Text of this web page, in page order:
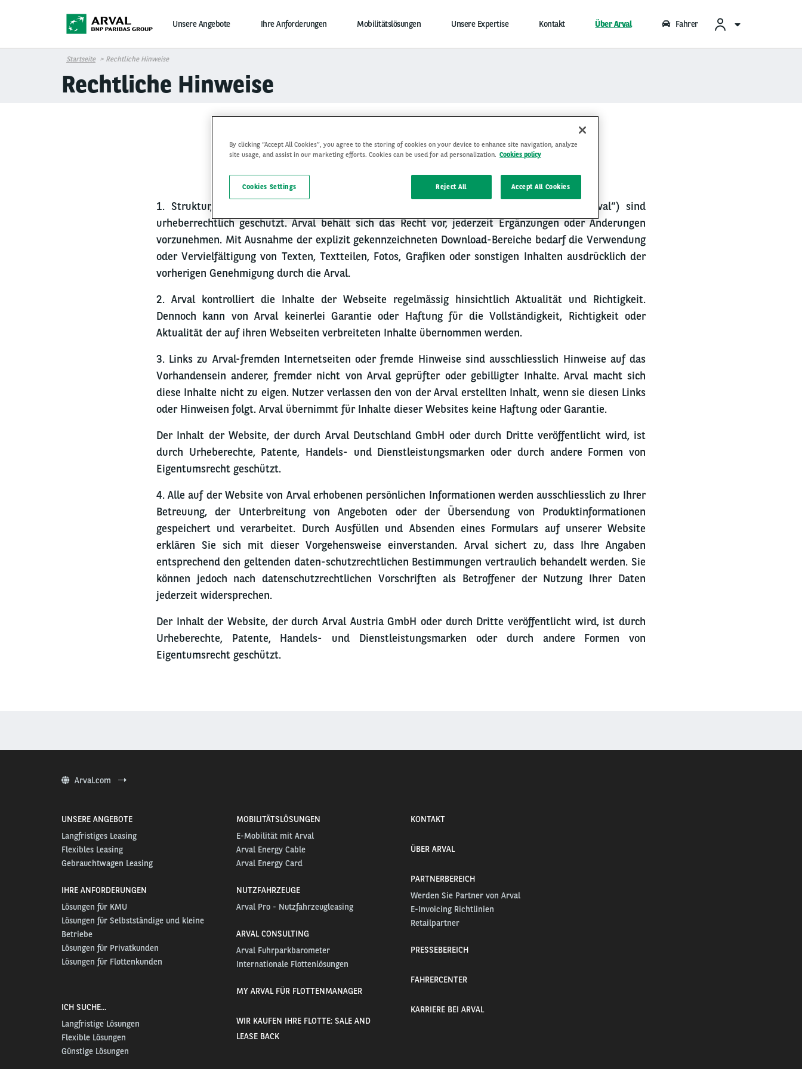
Unsere Angebote Ihre Anforderungen Mobilitätslösungen Unsere Expertise Kontakt Über Arval Fahrer
Startseite Rechtliche Hinweise
Rechtliche Hinweise
RECHTLICHE HINWEISE
1. Struktur, Inhalt und Layout der Webseiten der Arval (Österreich) (nachfolgend „Arval“) sind
urheberrechtlich geschützt. Arval behält sich das Recht vor, jederzeit Ergänzungen oder Änderungen
vorzunehmen. Mit Ausnahme der explizit gekennzeichneten Download-Bereiche bedarf die Verwendung
oder Vervielfältigung von Texten, Textteilen, Fotos, Grafiken oder sonstigen Inhalten ausdrücklich der
vorherigen Genehmigung durch die Arval.
2. Arval kontrolliert die Inhalte der Webseite regelmässig hinsichtlich Aktualität und Richtigkeit.
Dennoch kann von Arval keinerlei Garantie oder Haftung für die Vollständigkeit, Richtigkeit oder
Aktualität der auf ihren Webseiten verbreiteten Inhalte übernommen werden.
3. Links zu Arval-fremden Internetseiten oder fremde Hinweise sind ausschliesslich Hinweise auf das
Vorhandensein anderer, fremder nicht von Arval geprüfter oder gebilligter Inhalte. Arval macht sich
diese Inhalte nicht zu eigen. Nutzer verlassen den von der Arval erstellten Inhalt, wenn sie diesen Links
oder Hinweisen folgt. Arval übernimmt für Inhalte dieser Websites keine Haftung oder Garantie.
Der Inhalt der Website, der durch Arval Deutschland GmbH oder durch Dritte veröffentlicht wird, ist
durch Urheberechte, Patente, Handels- und Dienstleistungsmarken oder durch andere Formen von
Eigentumsrecht geschützt.
4. Alle auf der Website von Arval erhobenen persönlichen Informationen werden ausschliesslich zu Ihrer
Betreuung, der Unterbreitung von Angeboten oder der Übersendung von Produktinformationen
gespeichert und verarbeitet. Durch Ausfüllen und Absenden eines Formulars auf unserer Website
erklären Sie sich mit dieser Vorgehensweise einverstanden. Arval sichert zu, dass Ihre Angaben
entsprechend den geltenden daten-schutzrechtlichen Bestimmungen vertraulich behandelt werden. Sie
können jedoch nach datenschutzrechtlichen Vorschriften als Betroffener der Nutzung Ihrer Daten
jederzeit widersprechen.
Der Inhalt der Website, der durch Arval Austria GmbH oder durch Dritte veröffentlicht wird, ist durch
Urheberechte, Patente, Handels- und Dienstleistungsmarken oder durch andere Formen von
Eigentumsrecht geschützt.
Arval.com
UNSERE ANGEBOTE
Langfristiges Leasing
Flexibles Leasing
Gebrauchtwagen Leasing
IHRE ANFORDERUNGEN
Lösungen für KMU
Lösungen für Selbstständige und kleine
Betriebe
Lösungen für Privatkunden
Lösungen für Flottenkunden
ICH SUCHE...
Langfristige Lösungen
Flexible Lösungen
Günstige Lösungen
MOBILITÄTSLÖSUNGEN
E-Mobilität mit Arval
Arval Energy Cable
Arval Energy Card
NUTZFAHRZEUGE
Arval Pro - Nutzfahrzeugleasing
ARVAL CONSULTING
Arval Fuhrparkbarometer
Internationale Flottenlösungen
MY ARVAL FÜR FLOTTENMANAGER
WIR KAUFEN IHRE FLOTTE: SALE AND
LEASE BACK
KONTAKT
ÜBER ARVAL
PARTNERBEREICH
Werden Sie Partner von Arval
E-Invoicing Richtlinien
Retailpartner
PRESSEBEREICH
FAHRERCENTER
KARRIERE BEI ARVAL
By clicking “Accept All Cookies”, you agree to the storing of cookies on your device to enhance site navigation, analyze
site usage, and assist in our marketing efforts. Cookies can be used for ad personalization. Cookies policy
Cookies Settings Reject All Accept All Cookies